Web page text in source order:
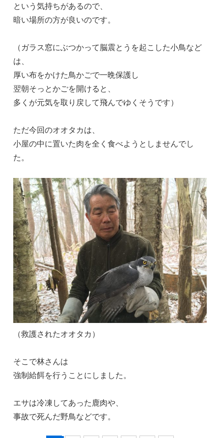
という気持ちがあるので、
暗い場所の方が良いのです。
（ガラス窓にぶつかって脳震とうを起こした小鳥など
は、
厚い布をかけた鳥かごで一晩保護し
翌朝そっとかごを開けると、
多くが元気を取り戻して飛んでゆくそうです）
ただ今回のオオタカは、
小屋の中に置いた肉を全く食べようとしませんでし
た。
（救護されたオオタカ）
そこで林さんは
強制給餌を行うことにしました。
エサは冷凍してあった鹿肉や、
事故で死んだ野鳥などです。